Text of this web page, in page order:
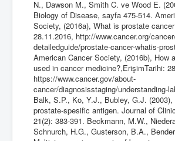
N., Dawson M., Smith C. ve Wood E.
Biology of Disease, sayfa 475-514.
Society, (2016a), What is prostate
28.11.2016, http://www.cancer.org/
detailedguide/prostate-cancer-whatis-
American Cancer Society, (2016b), How
used in cancer medicine?,ErişimTarihi:
https://www.cancer.gov/about-
cancer/diagnosisstaging/understanding-
Balk, S.P., Ko, Y.J., Bubley, G.J.
prostate-spesific antigen. Journal of
21(2): 383-391. Beckmann, M.W.,
Schnurch, H.G., Gusterson, B.A.,